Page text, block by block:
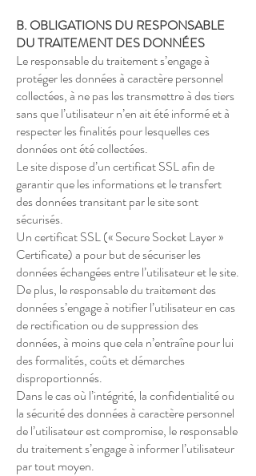
B. OBLIGATIONS DU RESPONSABLE
DU TRAITEMENT DES DONNÉES
Le responsable du traitement s’engage à
protéger les données à caractère personnel
collectées, à ne pas les transmettre à des tiers
sans que l’utilisateur n’en ait été informé et à
respecter les finalités pour lesquelles ces
données ont été collectées.
Le site dispose d’un certificat SSL afin de
garantir que les informations et le transfert
des données transitant par le site sont
sécurisés.
Un certificat SSL (« Secure Socket Layer »
Certificate) a pour but de sécuriser les
données échangées entre l’utilisateur et le site.
De plus, le responsable du traitement des
données s’engage à notifier l’utilisateur en cas
de rectification ou de suppression des
données, à moins que cela n’entraîne pour lui
des formalités, coûts et démarches
disproportionnés.
Dans le cas où l’intégrité, la confidentialité ou
la sécurité des données à caractère personnel
de l’utilisateur est compromise, le responsable
du traitement s’engage à informer l’utilisateur
par tout moyen.